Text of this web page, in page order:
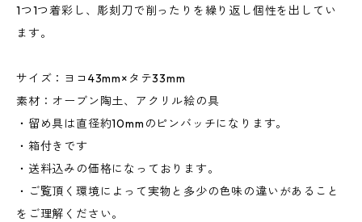
1つ1つ着彩し、彫刻刀で削ったりを繰り返し個性を出してい
ます。
サイズ：ヨコ43mm×タテ33mm
素材：オーブン陶土、アクリル絵の具
・留め具は直径約10mmのピンバッチになります。
・箱付きです
・送料込みの価格になっております。
・ご覧頂く環境によって実物と多少の色味の違いがあること
をご理解ください。